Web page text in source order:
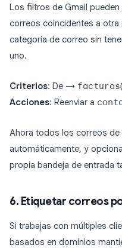
Los filtros de Gmail
correos coincidentes a otra
categoría de correo sin
uno.
Criterios: De →
Acciones: Reenviar a
Ahora todos los correos
automáticamente, y
propia bandeja de entrada
6. Etiquetar correos
Si trabajas con múltiples
basados en dominios